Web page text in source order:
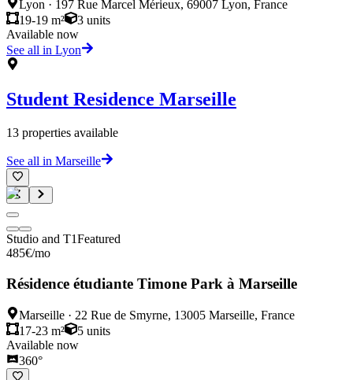
Lyon · 197 Rue Marcel Mérieux, 69007 Lyon, France
19-19 m²
3 units
Available now
See all in Lyon
Student Residence Marseille
13 properties available
See all in Marseille
Studio and T1Featured
485€/mo
Résidence étudiante Timone Park à Marseille
Marseille · 22 Rue de Smyrne, 13005 Marseille, France
17-23 m²
5 units
Available now
360°